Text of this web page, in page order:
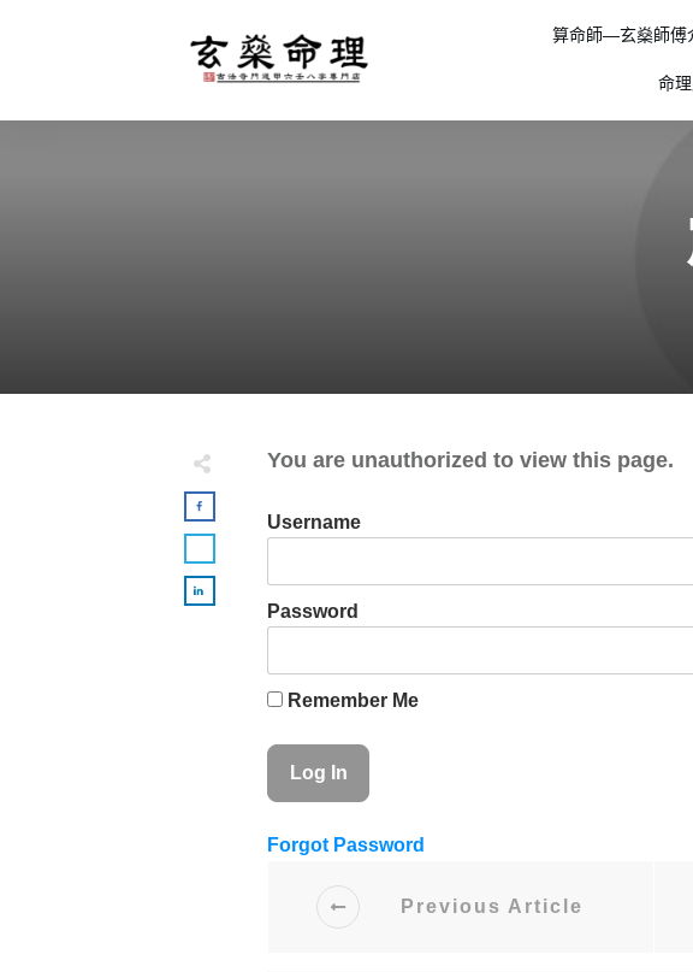
算命師—玄燊師傅
命
You are unauthorized to view this page.
Username
Password
Remember Me
Forgot Password
Previous Article